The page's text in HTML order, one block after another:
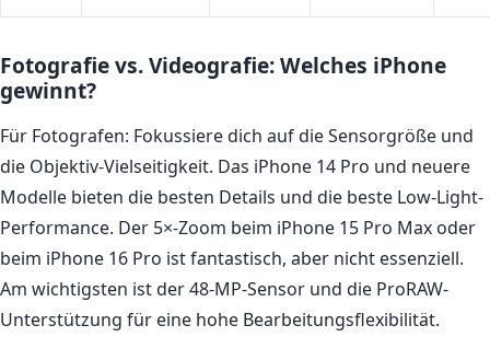
Fotografie vs. Videografie: Welches iPhone
gewinnt?
Für Fotografen: Fokussiere dich auf die Sensorgröße und
die Objektiv-Vielseitigkeit. Das iPhone 14 Pro und neuere
Modelle bieten die besten Details und die beste Low-Light-
Performance. Der 5×-Zoom beim iPhone 15 Pro Max oder
beim iPhone 16 Pro ist fantastisch, aber nicht essenziell.
Am wichtigsten ist der 48-MP-Sensor und die ProRAW-
Unterstützung für eine hohe Bearbeitungsflexibilität.